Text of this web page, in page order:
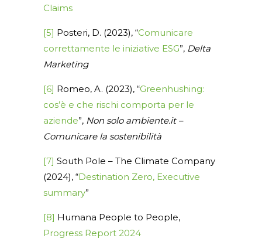
Claims
[5] Posteri, D. (2023), “Comunicare
correttamente le iniziative ESG”, Delta
Marketing
[6] Romeo, A. (2023), “Greenhushing:
cos’è e che rischi comporta per le
aziende”, Non solo ambiente.it –
Comunicare la sostenibilità
[7] South Pole – The Climate Company
(2024), “Destination Zero, Executive
summary”
[8] Humana People to People,
Progress Report 2024